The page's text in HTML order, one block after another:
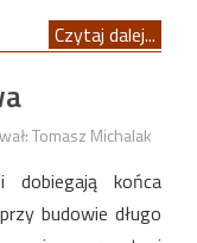
Czytaj dalej...
Tomasz Michalak
dobiegają końca
budowie długo